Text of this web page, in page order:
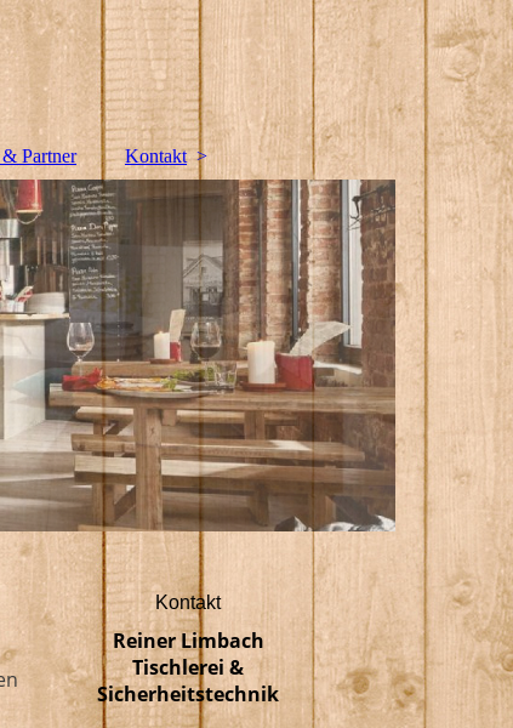
Partner Kontakt
Kontakt
Reiner Limbach
Tischlerei &
Sicherheitstechnik